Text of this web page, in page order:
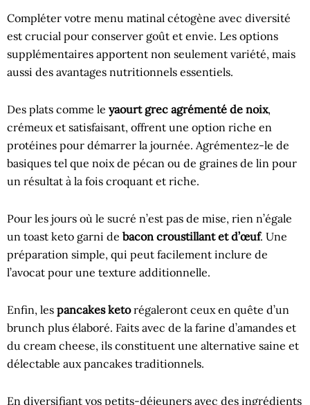
Compléter votre menu matinal cétogène avec diversité
est crucial pour conserver goût et envie. Les options
supplémentaires apportent non seulement variété, mais
aussi des avantages nutritionnels essentiels.
Des plats comme le yaourt grec agrémenté de noix,
crémeux et satisfaisant, offrent une option riche en
protéines pour démarrer la journée. Agrémentez-le de
basiques tel que noix de pécan ou de graines de lin pour
un résultat à la fois croquant et riche.
Pour les jours où le sucré n’est pas de mise, rien n’égale
un toast keto garni de bacon croustillant et d’œuf. Une
préparation simple, qui peut facilement inclure de
l’avocat pour une texture additionnelle.
Enfin, les pancakes ketorégaleront ceux en quête d’un
brunch plus élaboré. Faits avec de la farine d’amandes et
du cream cheese, ils constituent une alternative saine et
délectable aux pancakes traditionnels.
En diversifiant vos petits-déjeuners avec des ingrédients